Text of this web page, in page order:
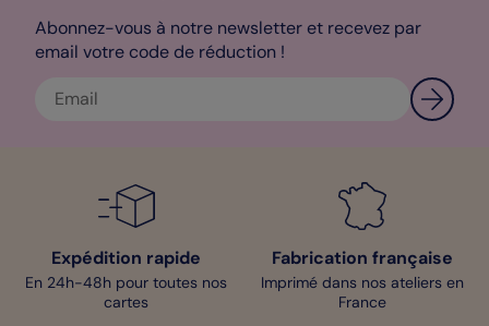
Abonnez-vous à notre newsletter et recevez par
email votre code de réduction !
Expédition rapide
En 24h-48h pour toutes nos
cartes
Fabrication française
Imprimé dans nos ateliers en
France